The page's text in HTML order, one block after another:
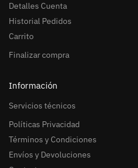
Detalles Cuenta
Historial Pedidos
Carrito
Finalizar compra
Información
Servicios técnicos
Políticas Privacidad
Términos y Condiciones
Envíos y Devoluciones